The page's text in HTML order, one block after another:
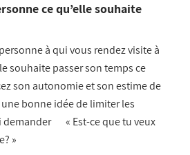
ce qu’elle souhaite
à qui vous rendez visite à
souhaite passer son temps ce
son autonomie et son estime de
une bonne idée de limiter les
demander « Est-ce que tu veux
»